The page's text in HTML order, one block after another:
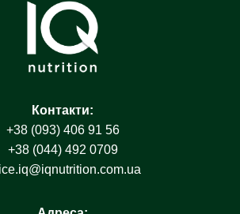
Контакти:
+38 (093) 406 91 56
+38 (044) 492 0709